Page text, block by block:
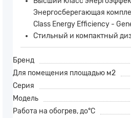
Энергосберегающая
Class Energy Efficiency -
Стильный и компактный
Бренд
Для помещения площадью м2
Серия
Модель
Работа на обогрев, до°С